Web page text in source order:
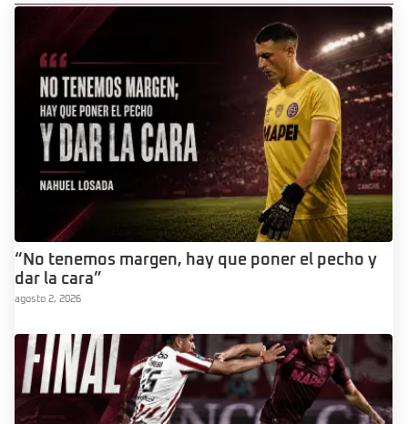
“No tenemos margen, hay que poner el pecho y
dar la cara”
agosto 2, 2026